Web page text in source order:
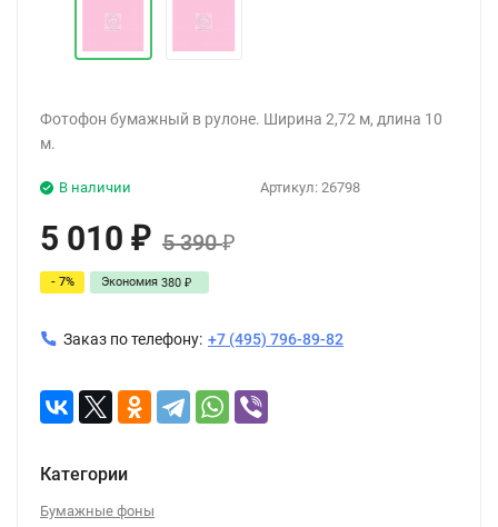
Фотофон бумажный в рулоне. Ширина 2,72 м, длина 10
м.
Артикул: 26798
В наличии
5 010 ₽ 5 390₽
- 7% Экономия 380 ₽
Заказ по телефону: +7 (495) 796-89-82
Категории
Бумажные фоны